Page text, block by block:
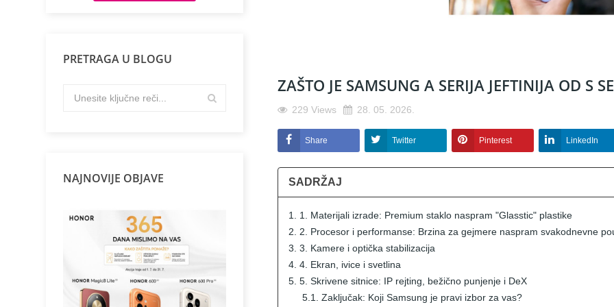
PRETRAGA U BLOGU
NAJNOVIJE OBJAVE
ZAŠTO JE SAMSUNG A SERIJA JEFTINIJA OD S
229 Views 28. 05. 2026.
Share Twitter Pinterest LinkedIn
SADRŽAJ
1. 1. Materijali izrade: Premium staklo naspram "Glasstic" plastike
2. 2. Procesor i performanse: Brzina za gejmere naspram svakodnevne
3. 3. Kamere i optička stabilizacija
4. 4. Ekran, ivice i svetlina
5. 5. Skrivene sitnice: IP rejting, bežično punjenje i DeX
5.1. Zaključak: Koji Samsung je pravi izbor za vas?